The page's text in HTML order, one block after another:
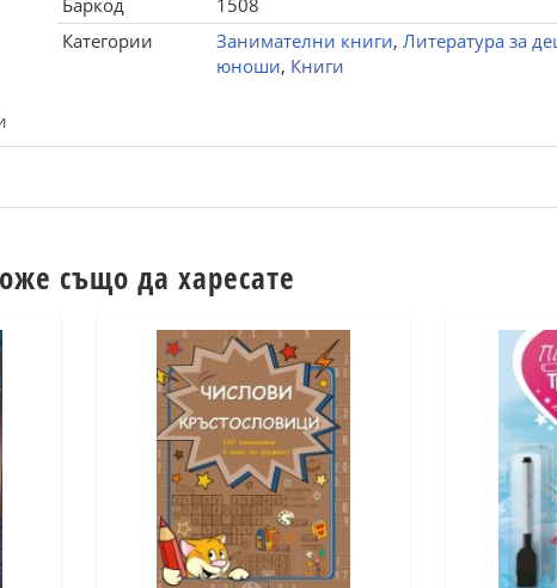
Баркод
1508
Категории
Занимателни книги, Литература за
юноши, Книги
също да харесате